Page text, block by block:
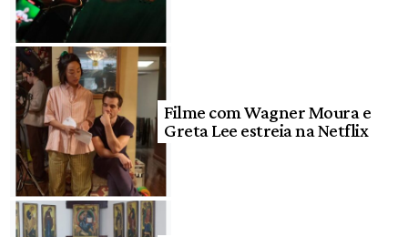
Filme com Wagner Moura e
Greta Lee estreia na Netflix